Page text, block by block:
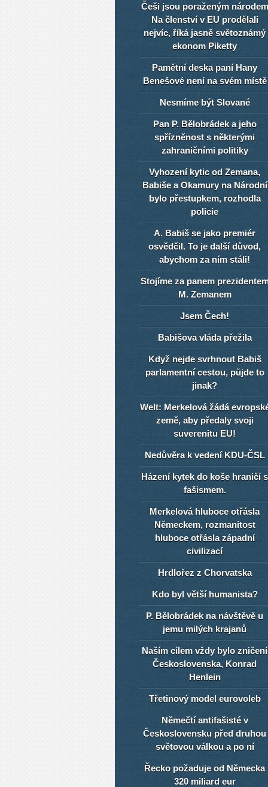
Češi jsou poraženým národem
Na členství v EU prodělali
nejvíc, říká jasně světoznámý
ekonom Piketty
Pamětní deska paní Hany
Benešové není na svém místě
Nesmíme být Slované
Pan P. Bělobrádek a jeho
spřízněnost s některými
zahraničními politiky
Vyhození kytic od Zemana,
Babiše a Okamury na Národní
bylo přestupkem, rozhodla
policie
A. Babiš se jako premiér
osvědčil. To je další důvod,
abychom za ním stáli!
Stojíme za panem
M. Zemanem
Jsem Čech!
Babišova vláda přežila
Když nejde svrhnout Babiš
parlamentní cestou, půjde to
jinak?
Welt: Merkelová žádá
země, aby předaly svoji
suverenitu EU!
Nedůvěra k vedení KDU-ČSL
Házení kytek do koše hraničí s
fašismem.
Merkelová hluboce otřásla
Německem, rozmanitost
hluboce otřásla západní
civilizací
Hrdlořez z Chorvatska
Kdo byl větší humanista?
P. Bělobrádek na návštěvě u
jemu milých krajanů
Naším cílem vždy bylo zničení
Československa, Konrad
Henlein
Třetinový model eurovoleb
Němečtí antifašisté v
Československu před druhou
světovou válkou a po ní
Řecko požaduje od Německa
320 miliard eur